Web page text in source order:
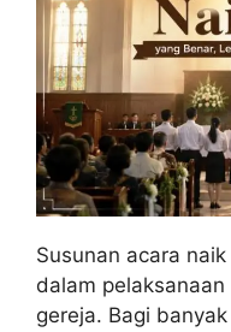
Susunan acara
dalam
gereja. Bagi